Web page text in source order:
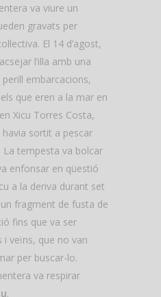
va viure un
gravats per
El 14 d’agost,
l’illa amb una
embarcacions,
que eren a la mar en
Xicu Torres Costa,
havia sortit a pescar
La tempesta va bolcar
enfonsar en qüestió
a la deriva durant set
fragment de fusta de
fins que va ser
i veïns, que no van
per buscar-lo.
va respirar
.